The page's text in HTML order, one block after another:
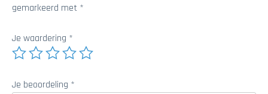
gemarkeerd met *
Je waardering *
Je beoordeling *